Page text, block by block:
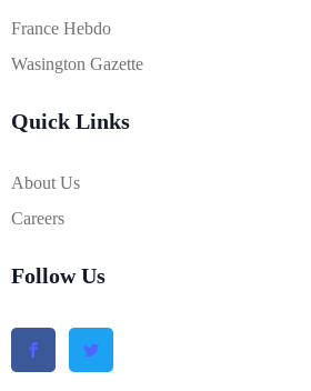
France Hebdo
Wasington Gazette
Quick Links
About Us
Careers
Follow Us